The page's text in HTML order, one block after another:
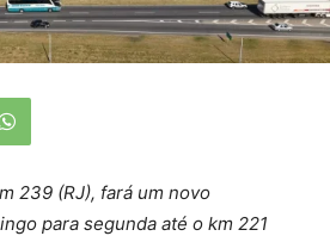
239 (RJ), fará um novo
para segunda até o km 221